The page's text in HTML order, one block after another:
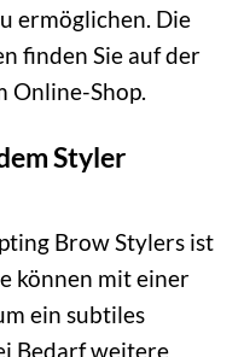
ermöglichen. Die
finden Sie auf der
Online-Shop.
Styler
Brow Stylers ist
können mit einer
ein subtiles
Bedarf weitere